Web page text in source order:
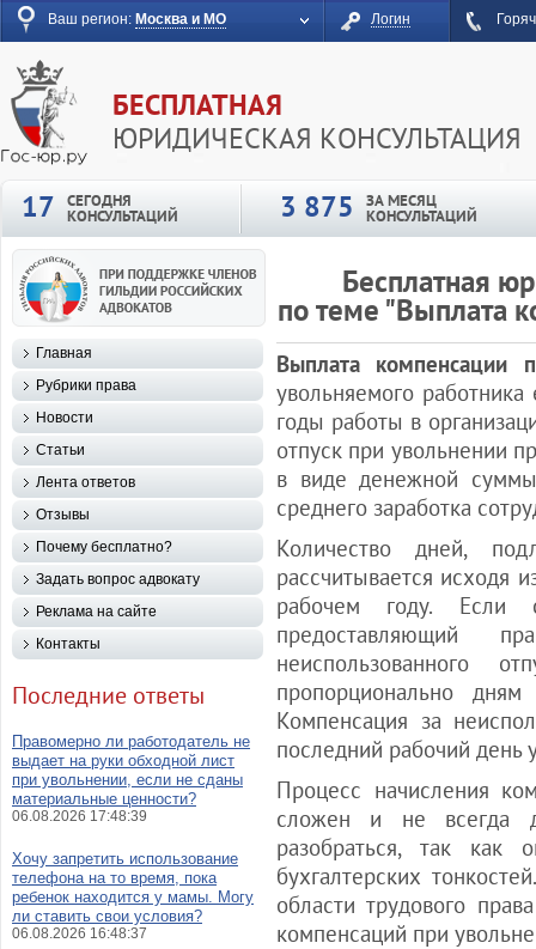
Ваш регион: Москва и МО Логин
БЕСПЛАТНАЯ
ЮРИДИЧЕСКАЯ КОНСУЛЬТАЦИЯ
17
СЕГОДНЯ
КОНСУЛЬТАЦИЙ 3 875 ЗА МЕСЯЦ
КОНСУЛЬТАЦИЙ
Бесплатная
по теме "Выплата
Выплата компенсации
увольняемого
годы работы в
отпуск при увольнении
в виде денежной
среднего заработка
Количество дней,
рассчитывается исходя
рабочем году. Если
предоставляющий
неиспользованного
пропорционально
Компенсация за
последний рабочий день
Процесс начисления
сложен и не всегда
разобраться, так как
бухгалтерских
области трудового
компенсаций при
Главная
Рубрики права
Новости
Статьи
Лента ответов
Отзывы
Почему бесплатно?
Задать вопрос адвокату
Реклама на сайте
Контакты
Последние ответы
Правомерно ли работодатель не
выдает на руки обходной лист
при увольнении, если не сданы
материальные ценности?
06.08.2026 17:48:39
Хочу запретить использование
телефона на то время, пока
ребенок находится у мамы. Могу
ли ставить свои условия?
06.08.2026 16:48:37